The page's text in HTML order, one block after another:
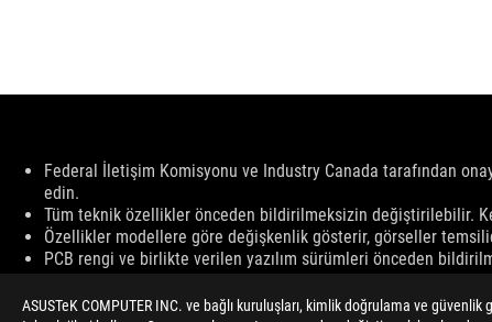
ASUSTeK COMPUTER INC. ve bağlı kuruluşları, kimlik doğrulama ve
Disclaimer
Federal İletişim Komisyonu ve Industry Canada tarafından
edin.
Tüm teknik özellikler önceden bildirilmeksizin değiştirilebilir.
Özellikler modellere göre değişkenlik gösterir, görseller
PCB rengi ve birlikte verilen yazılım sürümleri önceden
Adı geçen marka ve ürün adları, ilgili şirketlerin ticari
Aksi belirtilmedikçe, tüm performans verileri teorik sonuçlara